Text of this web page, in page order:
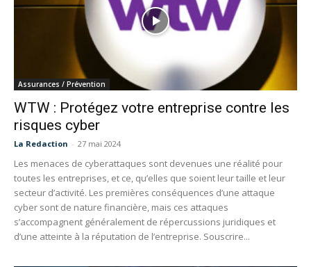
Assurances / Prévention
WTW : Protégez votre entreprise contre les
risques cyber
La Redaction - 27 mai 2024
Les menaces de cyberattaques sont devenues une réalité pour
toutes les entreprises, et ce, qu’elles que soient leur taille et leur
secteur d’activité. Les premières conséquences d’une attaque
cyber sont de nature financière, mais ces attaques
s’accompagnent généralement de répercussions juridiques et
d’une atteinte à la réputation de l’entreprise. Souscrire...